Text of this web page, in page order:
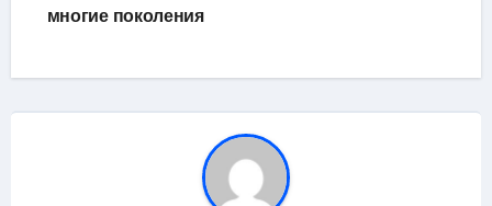
многие поколения